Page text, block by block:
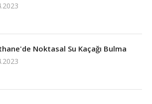
Noktasal Su Kaçağı Bulma